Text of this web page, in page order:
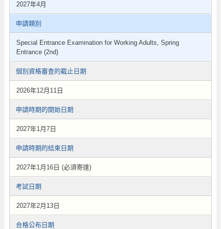
2027年4月
申請類別
Special Entrance Examination for Working Adults, Spring
Entrance (2nd)
個別資格審查的截止日期
2026年12月11日
申請時期的開始日期
2027年1月7日
申請時期的結束日期
2027年1月16日 (必須寄達)
考試日期
2027年2月13日
合格公布日期